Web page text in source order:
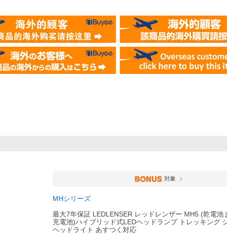
対象
MHシリーズ
最大7年保証 LEDLENSER レッドレンザー MH5 (乾電池
充電池)ハイブリッド式LEDヘッドランプ トレッキング
ヘッドライト あすつく対応